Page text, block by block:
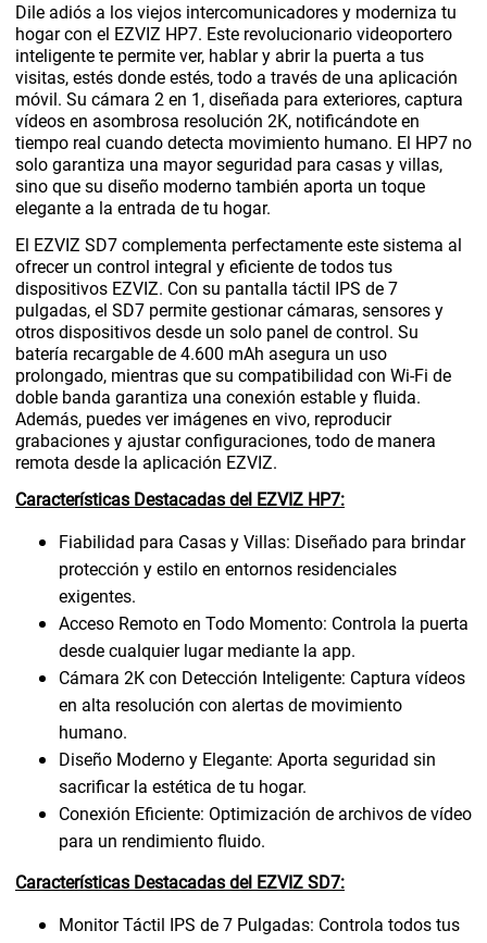
Dile adiós a los viejos intercomunicadores y moderniza tu
hogar con el EZVIZ HP7. Este revolucionario videoportero
inteligente te permite ver, hablar y abrir la puerta a tus
visitas, estés donde estés, todo a través de una aplicación
móvil. Su cámara 2 en 1, diseñada para exteriores, captura
vídeos en asombrosa resolución 2K, notificándote en
tiempo real cuando detecta movimiento humano. El HP7 no
solo garantiza una mayor seguridad para casas y villas,
sino que su diseño moderno también aporta un toque
elegante a la entrada de tu hogar.
El EZVIZ SD7 complementa perfectamente este sistema al
ofrecer un control integral y eficiente de todos tus
dispositivos EZVIZ. Con su pantalla táctil IPS de 7
pulgadas, el SD7 permite gestionar cámaras, sensores y
otros dispositivos desde un solo panel de control. Su
batería recargable de 4.600 mAh asegura un uso
prolongado, mientras que su compatibilidad con Wi-Fi de
doble banda garantiza una conexión estable y fluida.
Además, puedes ver imágenes en vivo, reproducir
grabaciones y ajustar configuraciones, todo de manera
remota desde la aplicación EZVIZ.
Características Destacadas del EZVIZ HP7:
Fiabilidad para Casas y Villas: Diseñado para brindar
protección y estilo en entornos residenciales
exigentes.
Acceso Remoto en Todo Momento: Controla la puerta
desde cualquier lugar mediante la app.
Cámara 2K con Detección Inteligente: Captura vídeos
en alta resolución con alertas de movimiento
humano.
Diseño Moderno y Elegante: Aporta seguridad sin
sacrificar la estética de tu hogar.
Conexión Eficiente: Optimización de archivos de vídeo
para un rendimiento fluido.
Características Destacadas del EZVIZ SD7:
Monitor Táctil IPS de 7 Pulgadas: Controla todos tus